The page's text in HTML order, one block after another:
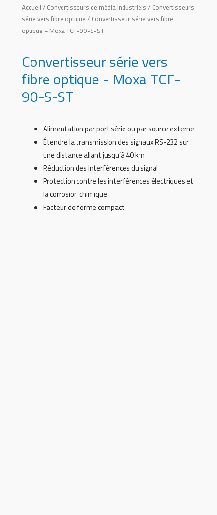
Accueil / Convertisseurs de média industriels / Convertisseurs
série vers fibre optique / Convertisseur série vers fibre
optique – Moxa TCF-90-S-ST
Convertisseur série vers
fibre optique - Moxa TCF-
90-S-ST
Alimentation par port série ou par source externe
Étendre la transmission des signaux RS-232 sur
une distance allant jusqu’à 40 km
Réduction des interférences du signal
Protection contre les interférences électriques et
la corrosion chimique
Facteur de forme compact